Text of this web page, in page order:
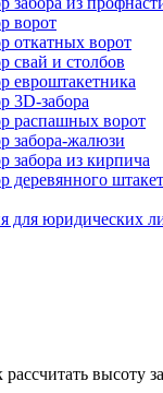
ворот
откатных ворот
свай и столбов
евроштакетника
3D-забора
распашных ворот
забора-жалюзи
забора из кирпича
деревянного
для юридических
рассчитать высоту